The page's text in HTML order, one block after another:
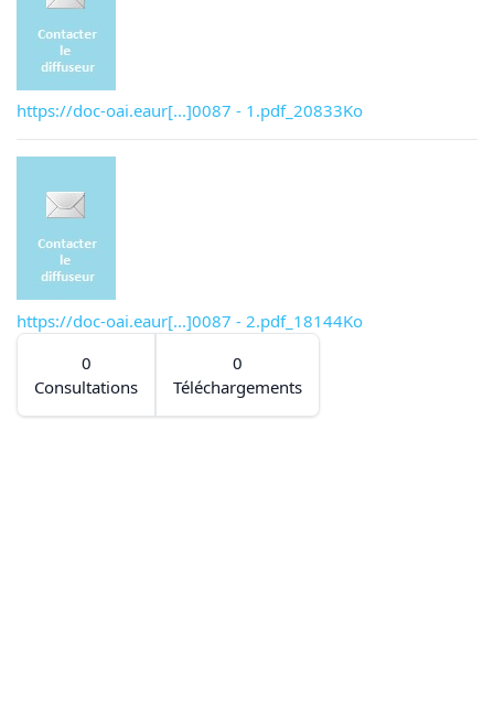
https://doc-oai.eaur[...]0087 - 1.pdf_20833Ko
https://doc-oai.eaur[...]0087 - 2.pdf_18144Ko
0
Consultations
0
Téléchargements